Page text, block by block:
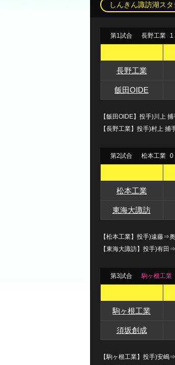
しんきん諏訪湖ス
第1試合 長野工業 1
長野工業
飯田OIDE
【飯田OIDE】投手)川上
【長野工業】投手)村上 捕
第2試合 松本工業 0
松本工業
東海大諏訪
【松本工業】投手)遠藤⇒
【東海大諏訪】投手)有田
第3試合 駒ヶ根工業
駒ヶ根工業
須坂創成
【駒ヶ根工業】投手)安